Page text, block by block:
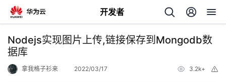
开发者
返
回
Nodejs实现图片上传,链接保存到Mongodb数
据库
拿我格子衫来 2022/03/17 3.2k+